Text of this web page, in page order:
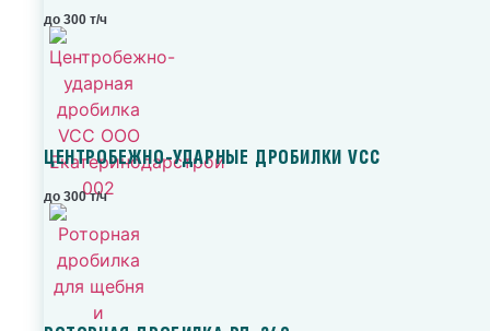
до 300 т/ч
ЦЕНТРОБЕЖНО-УДАРНЫЕ ДРОБИЛКИ VCC
до 300 т/ч